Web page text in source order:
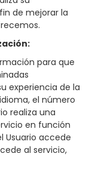
de mejorar la
para que
experiencia de la
el número
realiza una
en función
Usuario accede
al servicio,